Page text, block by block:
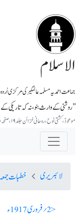
الاسلام
جماعت احمدیہ مسلمہ عالمگیر کی مرکزی
’’روشنی کے وارث بنو، نہ کہ
موعودؑ،کشتی نوح، روحانی خزائن جلد ۱۹، صفحہ ۴۵)
لائبریری خطبات جمعہ
< 2؍ فروری 1917ء